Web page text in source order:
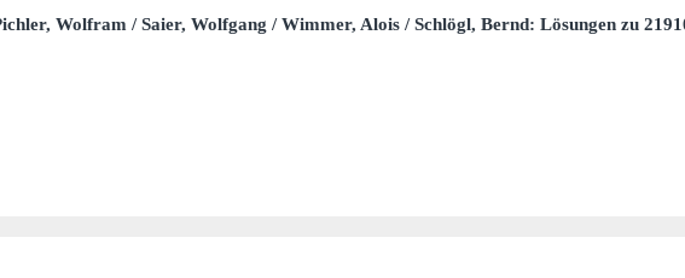
Wolfram / Saier, Wolfgang / Wimmer, Alois / Schlögl, Bernd: Lösungen zu